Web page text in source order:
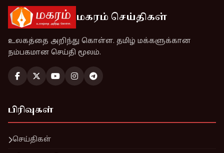
மகரம் செய்திகள்
உலகத்தை அறிந்து கொள்ள. தமிழ் மக்களுக்கான
நம்பகமான செய்தி மூலம்.
பிரிவுகள்
செய்திகள்